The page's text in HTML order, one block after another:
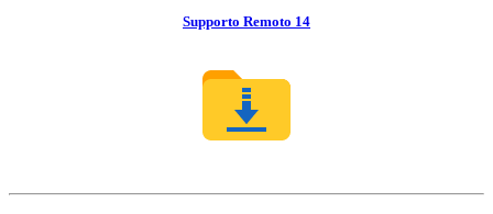
Supporto Remoto 14